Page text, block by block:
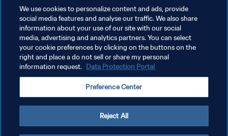
repousse les
frontières
We use cookies to personalize content and ads, provide
social media features and analyse our traffic. We also share
information about your use of our site with our social
media, advertising and analytics partners. You can select
your cookie preferences by clicking on the buttons on the
right and place a do not sell or share my personal
information request. Data Protection Portal
Preference Center
Reject All